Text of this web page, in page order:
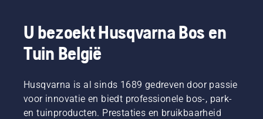
U bezoekt Husqvarna Bos en
Tuin België
Husqvarna is al sinds 1689 gedreven door passie
voor innovatie en biedt professionele bos-, park-
en tuinproducten. Prestaties en bruikbaarheid